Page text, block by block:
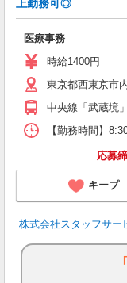
上勤務可◎
医療事務
時給1400円
東京都西東京市
中央線「武蔵境
【勤務時間】
応募
キープ
株式会社スタッフサ